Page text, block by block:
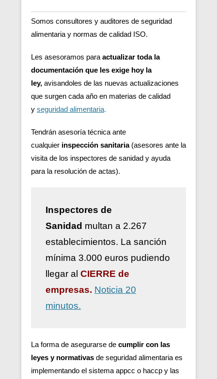
Somos consultores y auditores de seguridad
alimentaria y normas de calidad ISO.
Les asesoramos para actualizar toda la
documentación que les exige hoy la
ley, avisandoles de las nuevas actualizaciones
que surgen cada año en materias de calidad
y seguridad alimentaria.
Tendrán asesoría técnica ante
cualquier inspección sanitaria (asesores ante la
visita de los inspectores de sanidad y ayuda
para la resolución de actas).
Inspectores de
Sanidad multan a 2.267
establecimientos. La sanción
mínima 3.000 euros pudiendo
llegar al CIERRE de
empresas. Noticia 20
minutos.
La forma de asegurarse de cumplir con las
leyes y normativas de seguridad alimentaria es
implementando el sistema appcc o haccp y las